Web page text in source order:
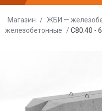
Магазин / ЖБИ —
железобетонные
/С80.40 - 6